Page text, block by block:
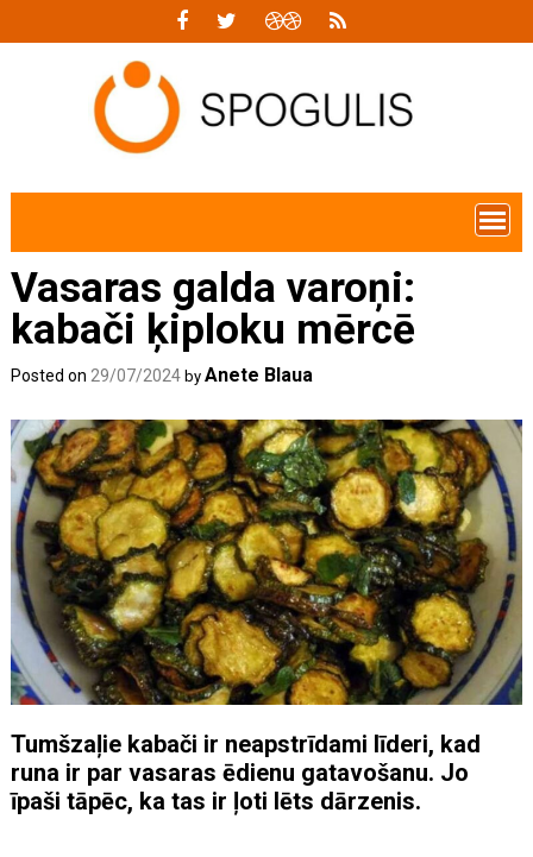
Vasaras galda varoņi:
kabači ķiploku mērcē
Posted on 29/07/2024 byAnete Blaua
Tumšzaļie kabači ir neapstrīdami līderi, kad
runa ir par vasaras ēdienu gatavošanu. Jo
īpaši tāpēc, ka tas ir ļoti lēts dārzenis.